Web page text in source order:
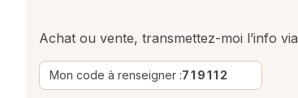
Achat ou vente, transmettez-moi l’info via
Mon code à renseigner :719112